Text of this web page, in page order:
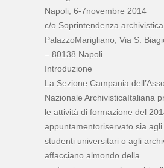
Napoli, 6-7novembre 2014
c/o Soprintendenza
PalazzoMarigliano, Via S.
– 80138 Napoli
Introduzione
La Sezione Campania
Nazionale ArchivisticaItaliana
le attività di formazione del
appuntamentoriservato sia agli
studenti universitari o agli
affacciano almondo della